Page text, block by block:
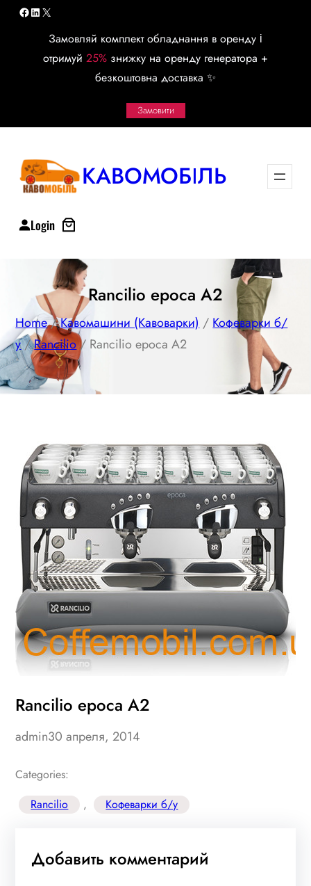
Перейти
содержимому
Facebook
LinkedIn
X
Замовляй комплект обладнання в оренду і
отримуй 25% знижку на оренду генератора +
безкоштовна доставка ✨
Замовити
КАВОМОБІЛЬ
Login
Rancilio epoca A2
Home/Кавомашини (Кавоварки) / Кофеварки б/
у/Rancilio/ Rancilio epoca A2
Rancilio epoca A2
admin30 апреля, 2014
Categories:
Rancilio
, Кофеварки б/у
Добавить комментарий